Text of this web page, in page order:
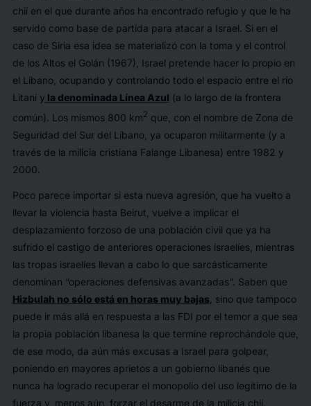
chií en el que durante años ha encontrado refugio y que le ha
servido como base de partida para atacar a Israel. Si en el
caso de Siria esa idea se materializó con la toma y el control
de los Altos el Golán (1967), Israel pretende hacer lo propio en
el Líbano, ocupando y controlando todo el espacio entre el río
Litani y la denominada Línea Azul (a lo largo de la frontera
común). Los mismos 800 km2 que, con el nombre de Zona de
Seguridad del Sur del Líbano, ya ocuparon militarmente (y a
través de la milicia cristiana Falange Libanesa) entre 1982 y
2000.
Poco parece importar si esta nueva agresión, que ha vuelto a
llevar la violencia hasta Beirut, vuelve a implicar el
desplazamiento forzoso de una población civil que ya ha
sufrido el castigo de anteriores operaciones israelíes, mientras
las tropas israelíes llevan a cabo lo que sarcásticamente
denominan “operaciones defensivas avanzadas”. Saben que
Hizbulah no sólo está en horas muy bajas, sino que tampoco
puede ir más allá en respuesta a las FDI por el temor a que sea
la propia población libanesa la que termine reprochándole que,
de ese modo, da aún más excusas a Israel para golpear,
poniendo en mayores aprietos a un gobierno libanés que
nunca ha logrado recuperar el monopolio del uso legítimo de la
fuerza y, menos aún, forzar el desarme de la milicia chií.